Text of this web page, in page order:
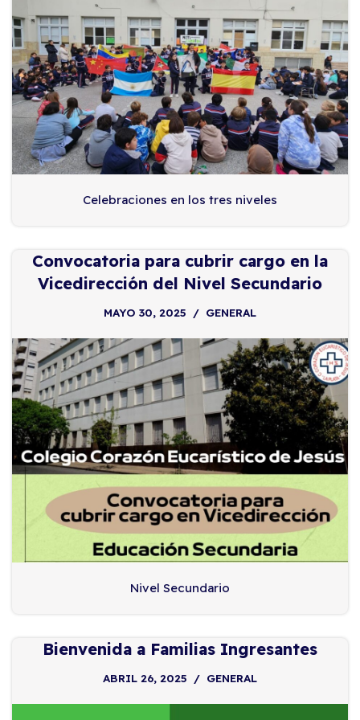
Celebraciones en los tres niveles
Convocatoria para cubrir cargo en la
Vicedirección del Nivel Secundario
MAYO 30, 2025 GENERAL
Nivel Secundario
Bienvenida a Familias Ingresantes
ABRIL 26, 2025 GENERAL